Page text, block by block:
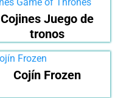
Cojines Juego de
tronos
Cojín Frozen